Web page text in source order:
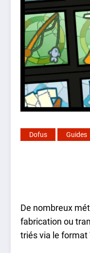
Dofus Guides
De nombreux
fabrication ou
triés via le format